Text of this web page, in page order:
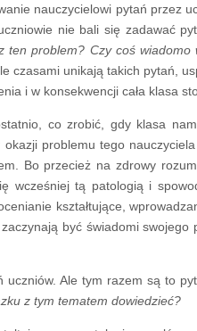
nauczycielowi pytań przez
nie bali się zadawać
ten problem? Czy coś
czasami unikają takich pytań,
i w konsekwencji cała klasa
co zrobić, gdy klasa
problemu tego
Bo przecież na zdrowy
wcześniej tą patologią i
kształtujące,
być świadomi
Ale tym razem są to
z tym tematem dowiedzieć?